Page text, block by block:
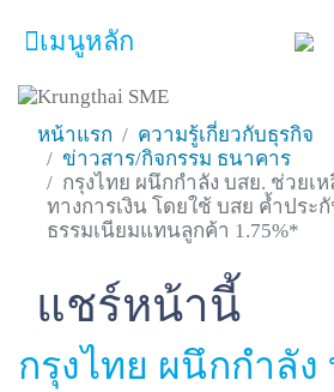
หน้าหลัก
ผลิตภัณฑ์และบริการ
โปรโมชั่น
ความรู้เกี่ยวกับธุรกิจ
คำนวณสินเชื่อเบื้องต้น
ค้นหาจุดบริการ
เมนูหลัก
หน้าแรก
ความรู้เกี่ยวกับธุรกิจ
ข่าวสาร/กิจกรรม ธนาคาร
กรุงไทย ผนึกกำลัง บสย. ช่วยเ
ทางการเงิน โดยใช้ บสย ค้ำประ
ธรรมเนียมแทนลูกค้า 1.75%*
แชร์หน้านี้
Facebook
กรุงไทย ผนึกกำลัง